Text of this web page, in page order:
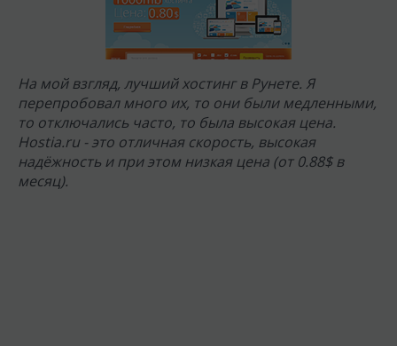
На мой взгляд, лучший хостинг в Рунете. Я
перепробовал много их, то они были медленными,
то отключались часто, то была высокая цена.
Hostia.ru - это отличная скорость, высокая
надёжность и при этом низкая цена (от 0.88$ в
месяц).